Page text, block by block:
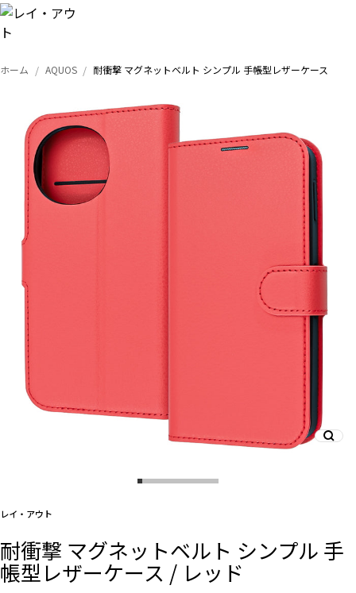
トップ
iPhone
Xperia
And More
デザインから探す
事業内容
ホーム AQUOS 耐衝撃 マグネットベルト シンプル 手帳型レザーケース
レイ・アウト
耐衝撃 マグネットベルト シンプル 手
帳型レザーケース / レッド